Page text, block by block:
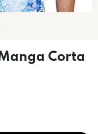
Corta